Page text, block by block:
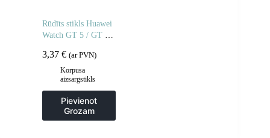
Rūdīts stikls Huawei
Watch GT 5 / GT 5
Pro / GT 3 / GT 3
Pro Full Glue 42mm
– 2 gab.
3,37 € (ar PVN)
Korpusa
aizsargstikls
Pievienot
Grozam